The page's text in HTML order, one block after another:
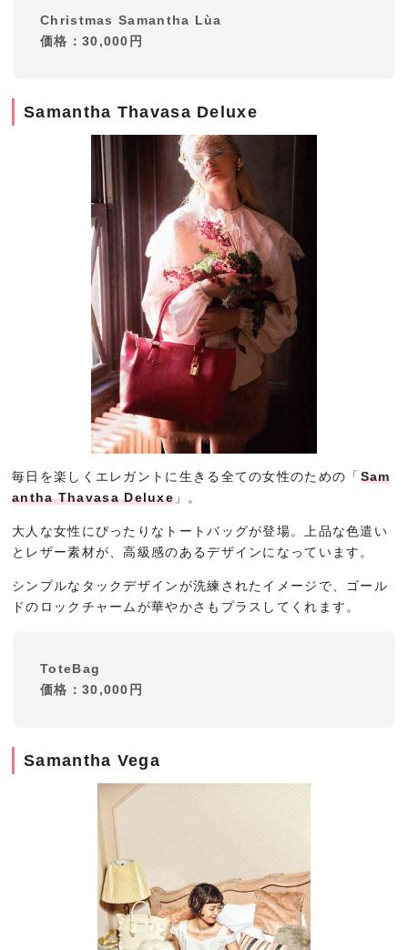
Christmas Samantha Lùa
価格：30,000円
Samantha Thavasa Deluxe
毎日を楽しくエレガントに生きる全ての女性のための「 Sam
antha Thavasa Deluxe 」。
大人な女性にぴったりなトートバッグが登場。上品な色遣い
とレザー素材が、高級感のあるデザインになっています。
シンプルなタックデザインが洗練されたイメージで、ゴール
ドのロックチャームが華やかさもプラスしてくれます。
ToteBag
価格：30,000円
Samantha Vega